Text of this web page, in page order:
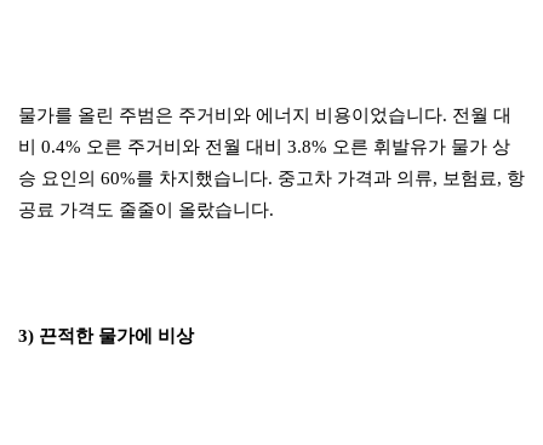
물가를 올린 주범은 주거비와 에너지 비용이었습니다. 전월 대
비 0.4% 오른 주거비와 전월 대비 3.8% 오른 휘발유가 물가 상
승 요인의 60%를 차지했습니다. 중고차 가격과 의류, 보험료, 항
공료 가격도 줄줄이 올랐습니다.
3) 끈적한 물가에 비상